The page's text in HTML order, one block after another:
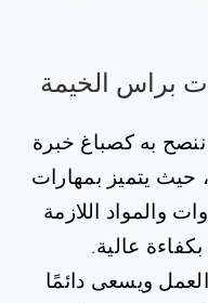
براس الخيمة
به كصباغ خبرة
حيث يتميز بمهارات
والمواد اللازمة
عالية.
ويسعى دائمًا